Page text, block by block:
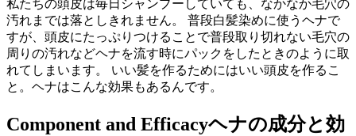
私たちの頭皮は毎日シャンプーしていても、なかなか毛穴の
汚れまでは落としきれません。 普段白髪染めに使うヘナで
すが、頭皮にたっぷりつけることで普段取り切れない毛穴の
周りの汚れなどヘナを流す時にパックをしたときのように取
れてしまいます。 いい髪を作るためにはいい頭皮を作るこ
と。ヘナはこんな効果もあるんです。
Component and Efficacyヘナの成分と効